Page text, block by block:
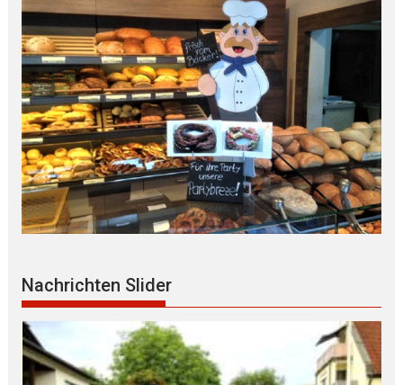
Nachrichten Slider